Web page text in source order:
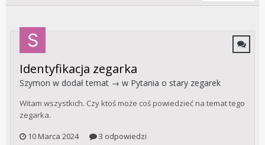
Identyfikacja zegarka
Szymon w dodał temat → w Pytania o stary zegarek
Witam wszystkich. Czy ktoś może coś powiedzieć na temat tego
zegarka.
10 Marca 2024
3 odpowiedzi